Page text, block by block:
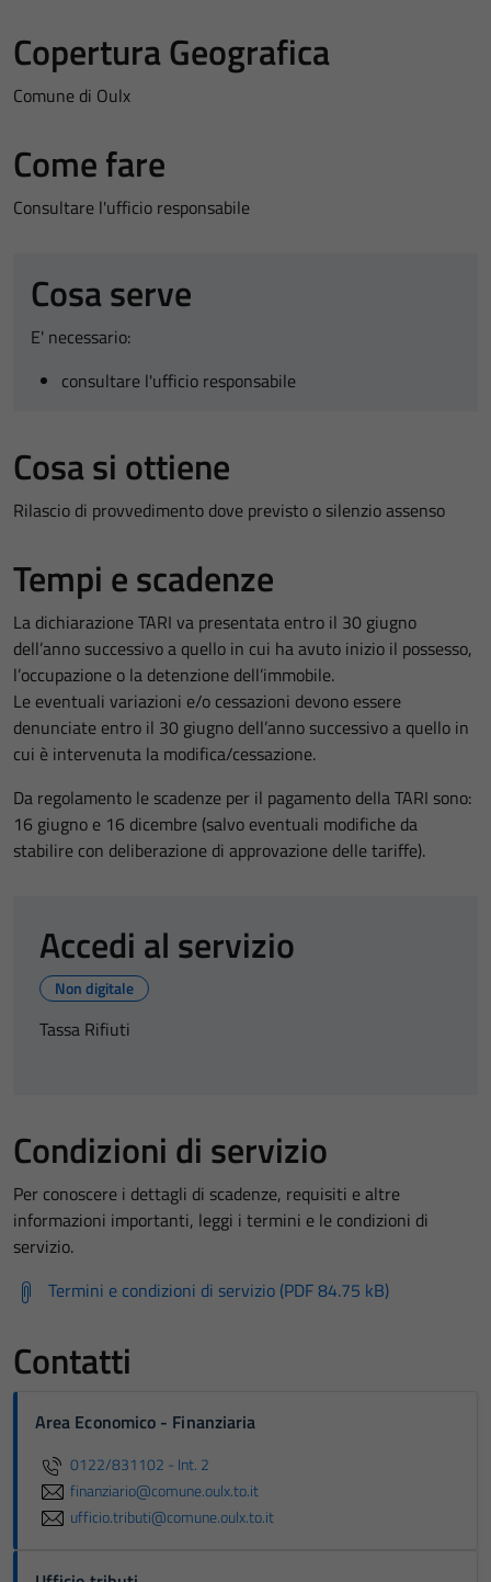
Copertura Geografica
Comune di Oulx
Come fare
Consultare l'ufficio responsabile
Cosa serve
E' necessario:
consultare l'ufficio responsabile
Cosa si ottiene
Rilascio di provvedimento dove previsto o silenzio assenso
Tempi e scadenze
La dichiarazione TARI va presentata entro il 30 giugno
dell’anno successivo a quello in cui ha avuto inizio il possesso,
l’occupazione o la detenzione dell’immobile.
Le eventuali variazioni e/o cessazioni devono essere
denunciate entro il 30 giugno dell’anno successivo a quello in
cui è intervenuta la modifica/cessazione.
Da regolamento le scadenze per il pagamento della TARI sono:
16 giugno e 16 dicembre (salvo eventuali modifiche da
stabilire con deliberazione di approvazione delle tariffe).
Accedi al servizio
Non digitale
Tassa Rifiuti
Condizioni di servizio
Per conoscere i dettagli di scadenze, requisiti e altre
informazioni importanti, leggi i termini e le condizioni di
servizio.
Termini e condizioni di servizio (PDF 84.75 kB)
Contatti
Area Economico - Finanziaria
0122/831102 - Int. 2
finanziario@comune.oulx.to.it
ufficio.tributi@comune.oulx.to.it